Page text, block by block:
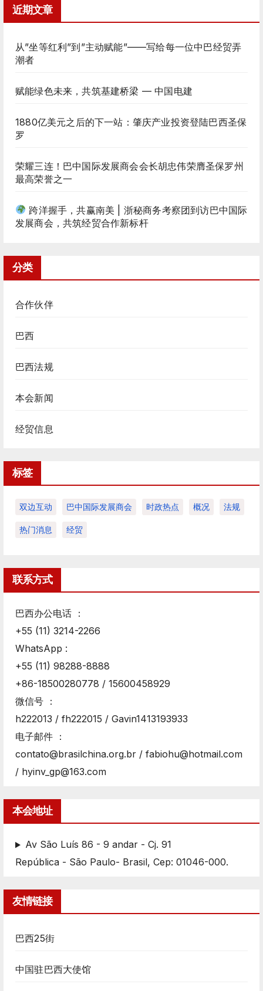
近期文章
从”坐等红利”到”主动赋能”——写给每一位中巴经贸弄
潮者
赋能绿色未来，共筑基建桥梁 — 中国电建
1880亿美元之后的下一站：肇庆产业投资登陆巴西圣保
罗
荣耀三连！巴中国际发展商会会长胡忠伟荣膺圣保罗州
最高荣誉之一
跨洋握手，共赢南美 | 浙秘商务考察团到访巴中国际
发展商会，共筑经贸合作新标杆
分类
合作伙伴
巴西
巴西法规
本会新闻
经贸信息
标签
双边互动 巴中国际发展商会 时政热点 概况 法规
热门消息 经贸
联系方式
巴西办公电话 ：
+55 (11) 3214-2266
WhatsApp :
+55 (11) 98288-8888
+86-18500280778 / 15600458929
微信号 ：
h222013 / fh222015 / Gavin1413193933
电子邮件 ：
contato@brasilchina.org.br / fabiohu@hotmail.com
/ hyinv_gp@163.com
本会地址
Av São Luís 86 - 9 andar - Cj. 91
República - São Paulo- Brasil, Cep: 01046-000.
友情链接
巴西25街
中国驻巴西大使馆